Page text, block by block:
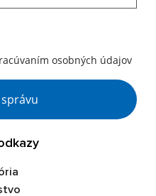
osobných údajov